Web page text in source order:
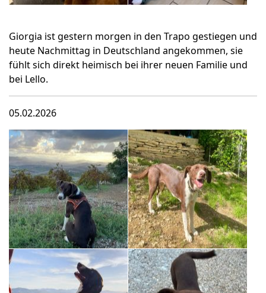
Giorgia ist gestern morgen in den Trapo gestiegen und
heute Nachmittag in Deutschland angekommen, sie
fühlt sich direkt heimisch bei ihrer neuen Familie und
bei Lello.
05.02.2026